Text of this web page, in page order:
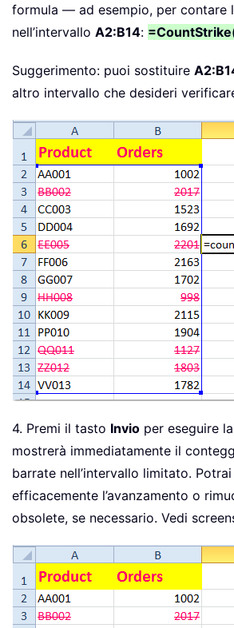
formula — ad esempio, per contare
nell’intervallo A2:B14:
Suggerimento: puoi sostituire
altro intervallo che desideri
4. Premi il tasto Invio per eseguire
mostrerà immediatamente il
barrate nell’intervallo limitato.
efficacemente l’avanzamento o
obsolete, se necessario. Vedi